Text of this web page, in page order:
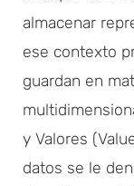
almacenar
ese contexto
guardan en
y Valores
datos se le